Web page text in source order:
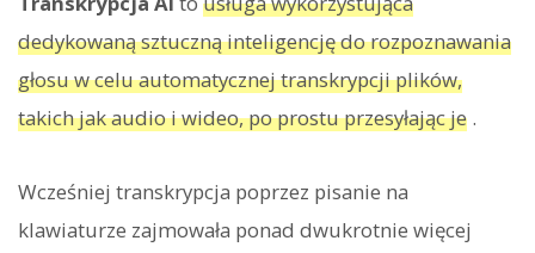
dedykowaną sztuczną inteligencję do rozpoznawania
głosu w celu automatycznej transkrypcji plików,
takich jak audio i wideo, po prostu przesyłając je .
Wcześniej transkrypcja poprzez pisanie na
klawiaturze zajmowała ponad dwukrotnie więcej